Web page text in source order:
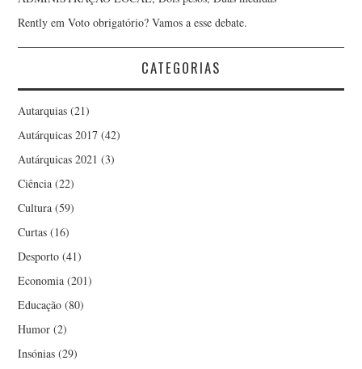
Rently emVoto obrigatório? Vamos a esse debate.
CATEGORIAS
Autarquias (21)
Autárquicas 2017 (42)
Autárquicas 2021 (3)
Ciência (22)
Cultura (59)
Curtas (16)
Desporto (41)
Economia (201)
Educação (80)
Humor (2)
Insónias (29)